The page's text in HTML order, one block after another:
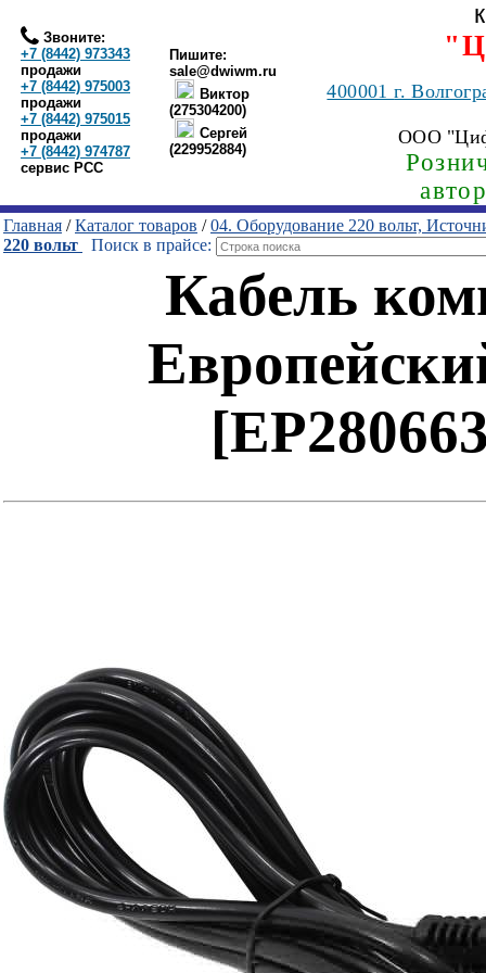
Звоните:
+7 (8442) 973343
продажи
+7 (8442) 975003
продажи
+7 (8442) 975015
продажи
+7 (8442) 974787
сервис РСС
Пишите:
sale@dwiwm.ru
Виктор
(275304200)
Сергей
(229952884)
400001г.
ООО
Главная /Каталог товаров /04. Оборудование 220 вольт,
220 вольт
Поиск в прайсе:
Кабель